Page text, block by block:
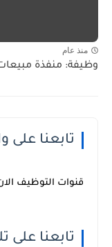
منذ عام
وظيفة: منفذة
تابعنا
قنوات التوظيف
تابعنا على